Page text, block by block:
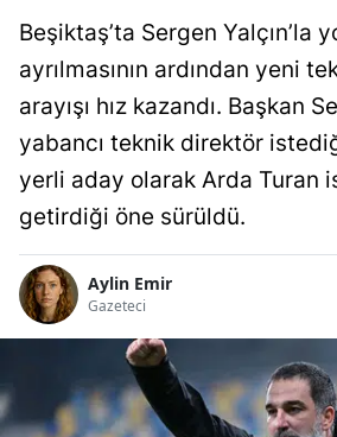
Beşiktaş’ta Sergen Yalçın’la
ayrılmasının ardından yeni
arayışı hız kazandı. Başkan
yabancı teknik direktör
yerli aday olarak Arda Turan
getirdiği öne sürüldü.
Aylin Emir
Gazeteci